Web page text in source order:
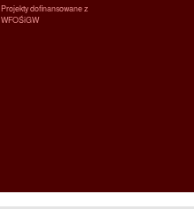
Projekty dofinansowane z
WFOŚiGW